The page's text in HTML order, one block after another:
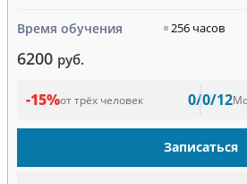
Время обучения 256 часов
6200 руб.
-15%от трёх человек 0/0/12
Записаться